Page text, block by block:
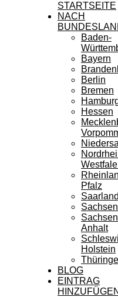
STARTSEITE
NACH
Baden-
Bayern
Berlin
Bremen
Hessen
Pfalz
Saarland
Sachsen
Anhalt
Holstein
BLOG
EINTRAG
HINZUFÜGEN